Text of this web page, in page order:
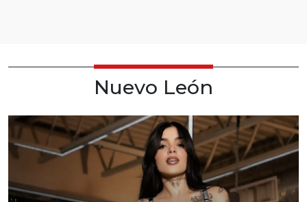
Nuevo León